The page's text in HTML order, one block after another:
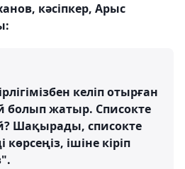
кәсіпкер, Арыс
келіп отырған
жатыр. Списокте
Шақырады, списокте
ішіне кіріп